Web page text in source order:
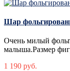
Шар
Очень милый
малыша.Размер
1 190 руб.